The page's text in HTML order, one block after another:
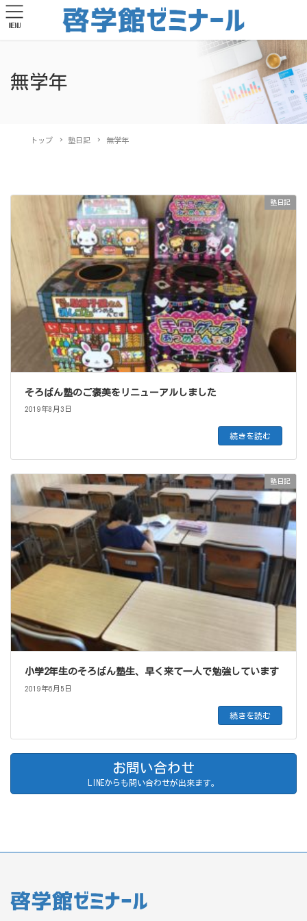
無学年
トップ 塾日記 無学年
塾日記
そろばん塾のご褒美をリニューアルしました
2019年8月3日
続きを読む
塾日記
小学2年生のそろばん塾生、早く来て一人で勉強しています
2019年6月5日
続きを読む
お問い合わせ
LINEからも問い合わせが出来ます。
MENU